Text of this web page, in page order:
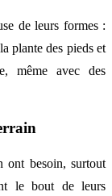
de leurs formes :
plante des pieds et
même avec des
ont besoin, surtout
le bout de leurs